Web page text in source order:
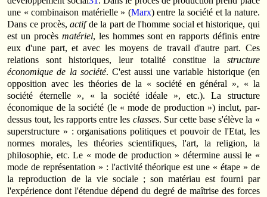
une « combinaison matérielle » (Marx) entre la société et la nature.
Dans ce procès,actifde la part de l'homme social et historique, qui
est un procès matériel, les hommes sont en rapports définis entre
eux d'une part, et avec les moyens de travail d'autre part. Ces
relations sont historiques, leur totalité constitue la structure
économique de la société. C'est aussi une variable historique (en
opposition avec les théories de la « société en général », « la
société éternelle », « la société idéale », etc.). La structure
économique de la société (le « mode de production ») inclut, par-
dessus tout, les rapports entre les classes. Sur cette base s'élève la «
superstructure » : organisations politiques et pouvoir de l'Etat, les
normes morales, les théories scientifiques, l'art, la religion, la
philosophie, etc. Le « mode de production » détermine aussi le «
mode de représentation » : l'activité théorique est une « étape » de
la reproduction de la vie sociale ; son matériau est fourni par
l'expérience dont l'étendue dépend du degré de maîtrise des forces